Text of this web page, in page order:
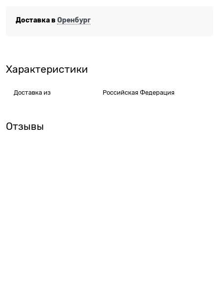
Доставка в Оренбург
Характеристики
Доставка из Российская Федерация
Отзывы